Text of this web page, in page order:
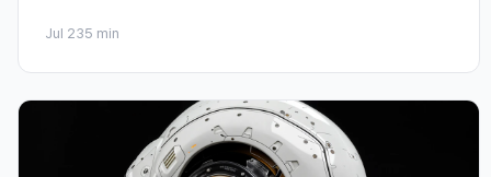
Jul 235 min